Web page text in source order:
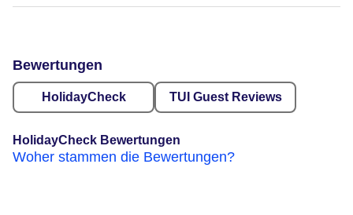
Bewertungen
HolidayCheck TUI Guest Reviews
HolidayCheck Bewertungen
Woher stammen die Bewertungen?